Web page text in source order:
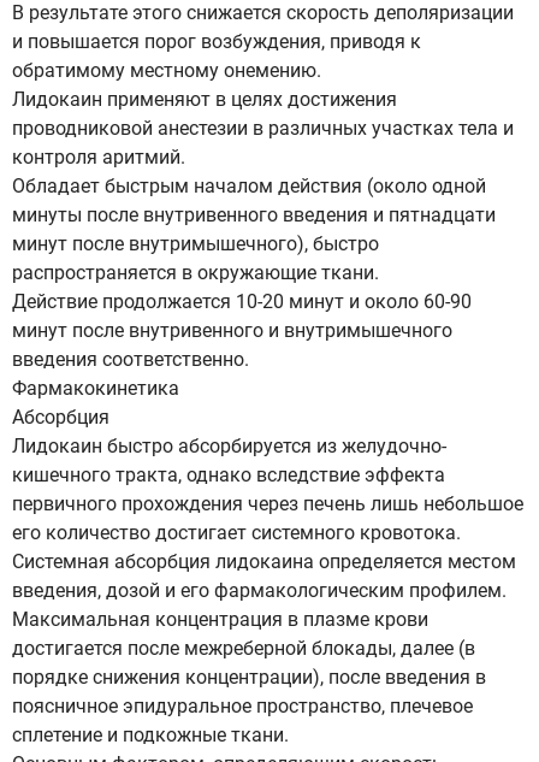
В результате этого снижается скорость деполяризации
и повышается порог возбуждения, приводя к
обратимому местному онемению.
Лидокаин применяют в целях достижения
проводниковой анестезии в различных участках тела и
контроля аритмий.
Обладает быстрым началом действия (около одной
минуты после внутривенного введения и пятнадцати
минут после внутримышечного), быстро
распространяется в окружающие ткани.
Действие продолжается 10-20 минут и около 60-90
минут после внутривенного и внутримышечного
введения соответственно.
Фармакокинетика
Абсорбция
Лидокаин быстро абсорбируется из желудочно-
кишечного тракта, однако вследствие эффекта
первичного прохождения через печень лишь небольшое
его количество достигает системного кровотока.
Системная абсорбция лидокаина определяется местом
введения, дозой и его фармакологическим профилем.
Максимальная концентрация в плазме крови
достигается после межреберной блокады, далее (в
порядке снижения концентрации), после введения в
поясничное эпидуральное пространство, плечевое
сплетение и подкожные ткани.